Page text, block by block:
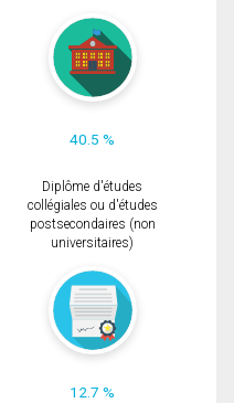
40.5 %
Diplôme d'études
collégiales ou d'études
postsecondaires (non
universitaires)
12.7 %